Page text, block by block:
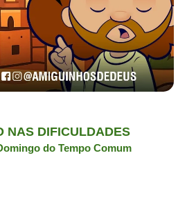
NAS DIFICULDADES
do Tempo Comum